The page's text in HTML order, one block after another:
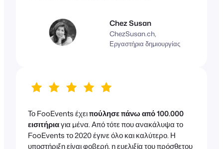
Chez Susan
ChezSusan.ch,
Εργαστήρια δημιουργίας
Το FooEvents έχειπούλησε πάνω από 100.000
εισιτήριαγια μένα. Από τότε που ανακάλυψα το
FooEvents το 2020 έγινε όλο και καλύτερο. Η
υποστήριξη είναι φοβερή, η ευελιξία του πρόσθετου